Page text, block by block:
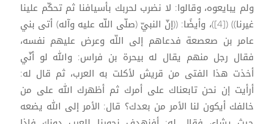
ولم يبايعوه، وقالوا: لا نضرب لحربك بأسيافنا ثم تحكّم علينا
غيرنا)) ([4])، وأيضًا: ((إنّ النبيّ (صلّى اللّه عليه وآله) أتى بني
عامر بن صعصعة فدعاهم إلى اللّه وعرض عليهم نفسه،
فقال رجل منهم يقال له بيحرة بن فراس: والله لو أنّي
أخذت هذا الفتى من قريش لأكلت به العرب، ثم قال له:
أرأيت إن نحن تابعناك على أمرك ثم أظهرك الله على من
خالفك أيكون لنا الأمر من بعدك؟ قال: الأمر إلى الله يضعه